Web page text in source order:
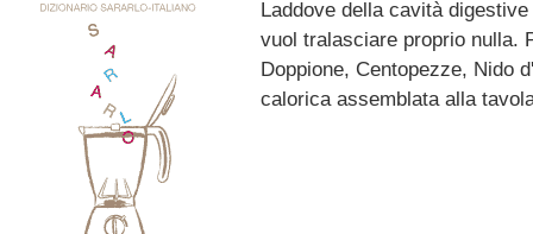
Laddove della cavità
vuol tralasciare proprio nulla.
Doppione, Centopezze, Nido
calorica assemblata alla